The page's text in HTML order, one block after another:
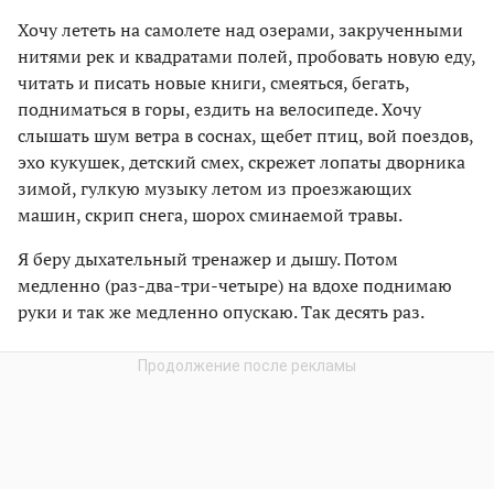
Хочу лететь на самолете над озерами, закрученными
нитями рек и квадратами полей, пробовать новую еду,
читать и писать новые книги, смеяться, бегать,
подниматься в горы, ездить на велосипеде. Хочу
слышать шум ветра в соснах, щебет птиц, вой поездов,
эхо кукушек, детский смех, скрежет лопаты дворника
зимой, гулкую музыку летом из проезжающих
машин, скрип снега, шорох сминаемой травы.
Я беру дыхательный тренажер и дышу. Потом
медленно (раз-два-три-четыре) на вдохе поднимаю
руки и так же медленно опускаю. Так десять раз.